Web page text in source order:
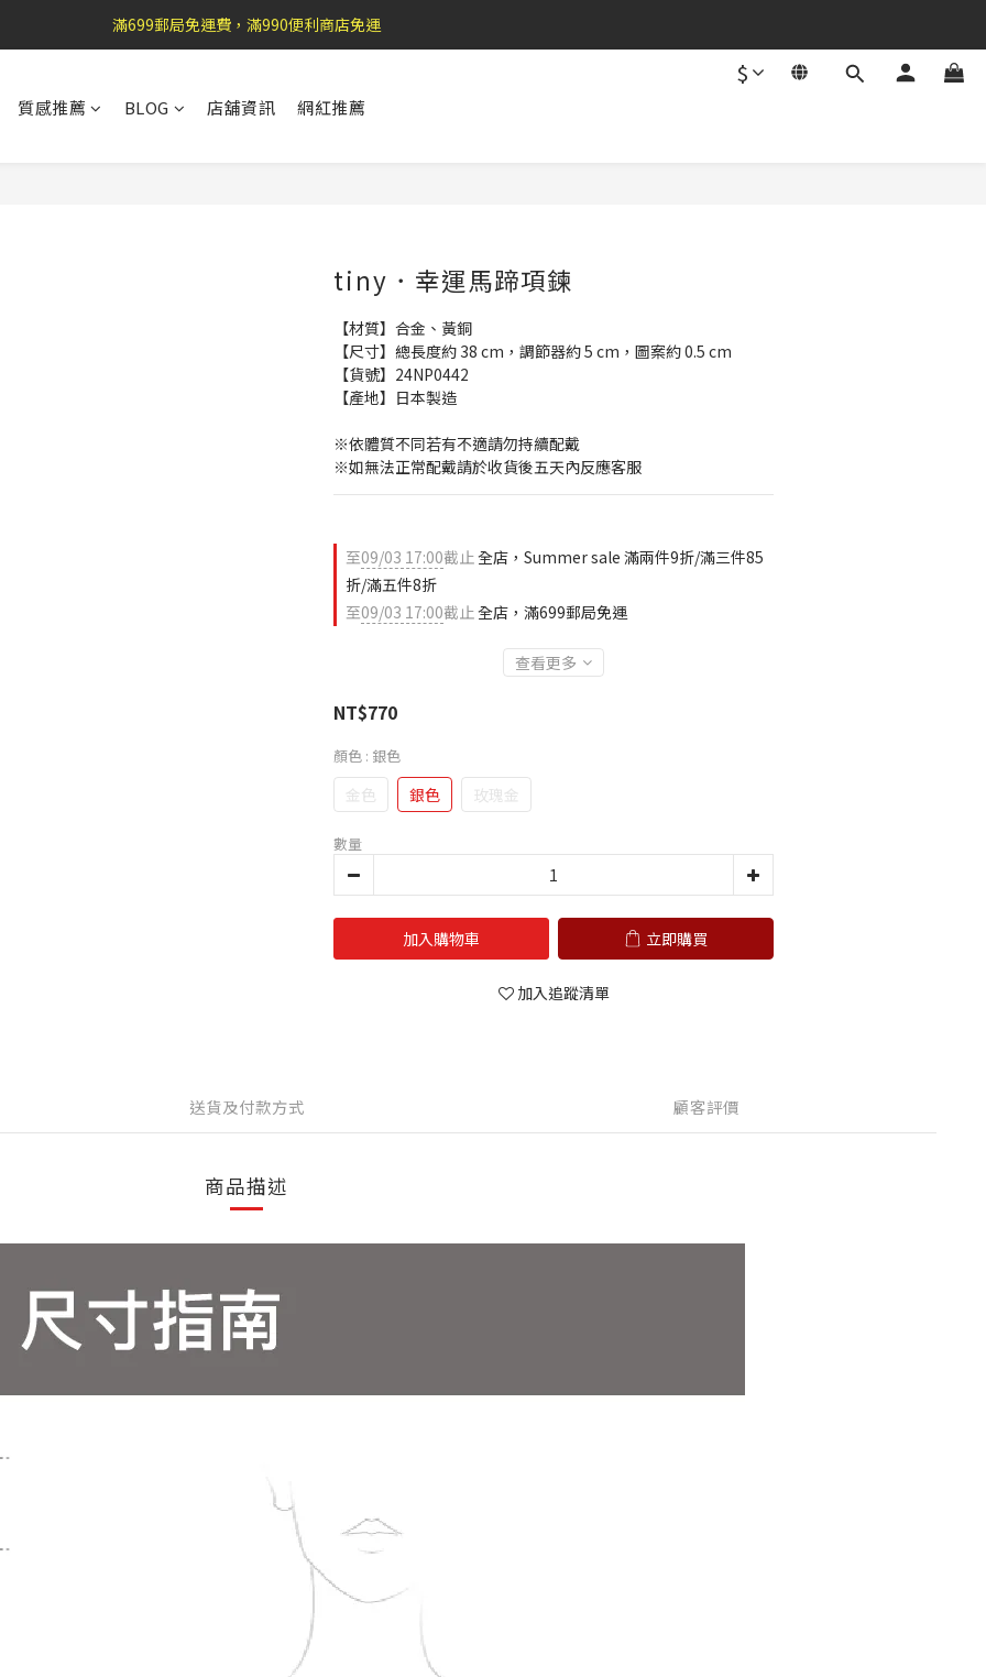
盛夏祭典：全館滿1000折100，滿2000贈『自粘式多功能包巾』
滿699郵局免運費，滿990便利商店免運
盛夏祭典：全館滿1000折100，滿2000贈『自粘式多功能包巾』
$
質感推薦 BLOG 店舖資訊 網紅推薦
tiny．幸運馬蹄項鍊
【材質】合金、黃銅
【尺寸】總長度約 38 cm，調節器約 5 cm，圖案約 0.5 cm
【貨號】24NP0442
【產地】日本製造
※依體質不同若有不適請勿持續配戴
※如無法正常配戴請於收貨後五天內反應客服
至09/03 17:00截止全店，Summer sale 滿兩件9折/滿三件85
折/滿五件8折
至09/03 17:00截止全店，滿699郵局免運
查看更多
NT$770
顏色 : 銀色
金色 銀色 玫瑰金
數量
加入購物車 立即購買
加入追蹤清單
送貨及付款方式 顧客評價
商品描述